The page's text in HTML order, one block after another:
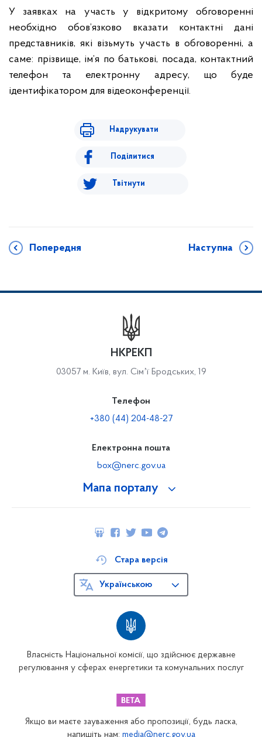
У заявках на участь у відкритому обговоренні
необхідно обов’язково вказати контактні дані
представників, які візьмуть участь в обговоренні, а
саме: прізвище, ім’я по батькові, посада, контактний
телефон та електронну адресу, що буде
ідентифікатором для відеоконференції.
Надрукувати
Поділитися
Твітнути
Попередня Наступна
Мапа порталу
НКРЕКП
03057 м. Київ, вул. Сімʼї Бродських, 19
Телефон
+380 (44) 204-48-27
Електронна пошта
box@nerc.gov.ua
Власність Національної комісії, що здійснює державне
регулювання у сферах енергетики та комунальних послуг
Стара версія
Українською
Якщо ви маєте зауваження або пропозиції, будь ласка,
напишіть нам: media@nerc.gov.ua